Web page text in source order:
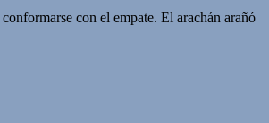
con el empate. El arachán arañó